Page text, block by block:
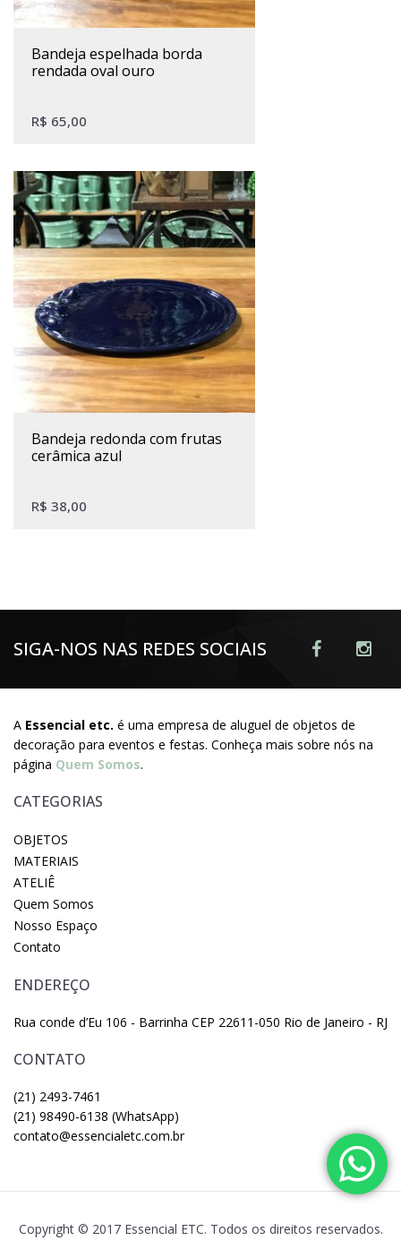
bandeja espelhada borda
rendada oval ouro
R$ 65,00
bandeja redonda com frutas
cerâmica azul
R$ 38,00
SIGA-NOS NAS REDES SOCIAIS
A Essencial etc. é uma empresa de aluguel de objetos de
decoração para eventos e festas. Conheça mais sobre nós na
página Quem Somos.
CATEGORIAS
OBJETOS
MATERIAIS
ATELIÊ
Quem Somos
Nosso Espaço
Contato
ENDEREÇO
Rua conde d’Eu 106 - Barrinha CEP 22611-050 Rio de Janeiro - RJ
CONTATO
(21) 2493-7461
(21) 98490-6138 (WhatsApp)
contato@essencialetc.com.br
Copyright © 2017 Essencial ETC. Todos os direitos reservados.